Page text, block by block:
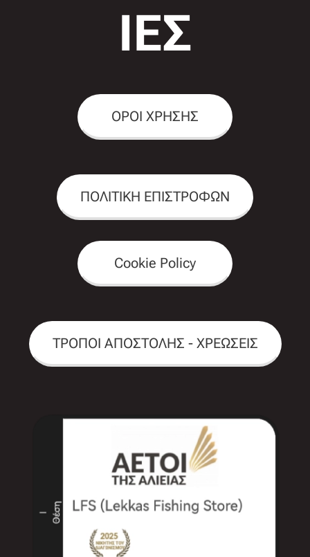
ΙΕΣ
ΟΡΟΙ ΧΡΗΣΗΣ
ΠΟΛΙΤΙΚΗ ΕΠΙΣΤΡΟΦΩΝ
Cookie Policy
ΤΡΟΠΟΙ ΑΠΟΣΤΟΛΗΣ - ΧΡΕΩΣΕΙΣ